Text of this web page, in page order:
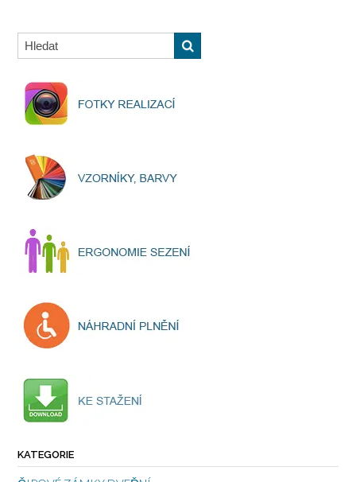
KATEGORIE